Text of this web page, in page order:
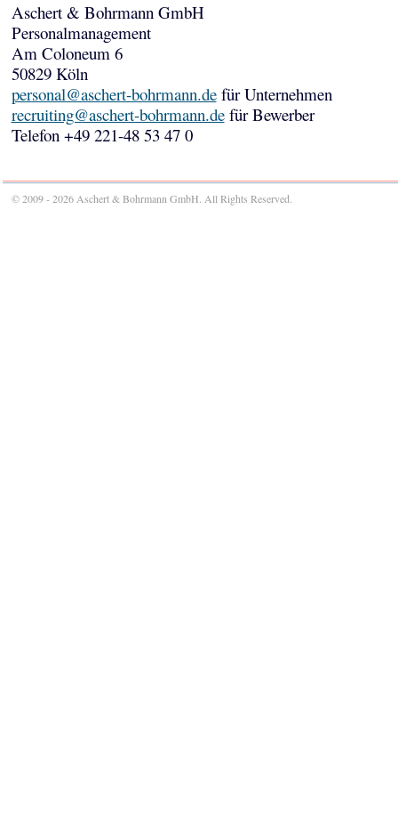
Aschert & Bohrmann GmbH
Personalmanagement
Am Coloneum 6
50829 Köln
personal@aschert-bohrmann.defür Unternehmen
recruiting@aschert-bohrmann.defür Bewerber
Telefon +49 221-48 53 47 0
© 2009 - 2026 Aschert & Bohrmann GmbH. All Rights Reserved.